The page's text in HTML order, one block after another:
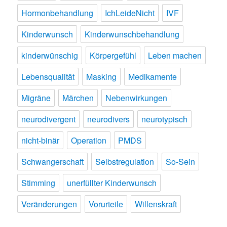
Hormonbehandlung IchLeideNicht
IVF
Kinderwunsch
Kinderwunschbehandlung
kinderwünschig
Körpergefühl
Leben machen
Lebensqualität
Masking
Medikamente
Migräne
Märchen
Nebenwirkungen
neurodivergent
neurodivers
neurotypisch
nicht-binär
Operation
PMDS
Schwangerschaft
Selbstregulation
So-Sein
Stimming
unerfüllter Kinderwunsch
Veränderungen
Vorurteile Willenskraft